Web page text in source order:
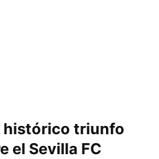
histórico triunfo
el Sevilla FC